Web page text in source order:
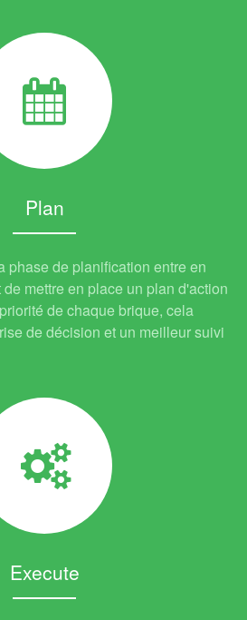
Plan
phase de planification entre en
mettre en place un plan d'action
de chaque brique, cela
de décision et un meilleur suivi
Execute